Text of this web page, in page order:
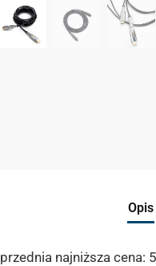
Opis
najniższa cena: